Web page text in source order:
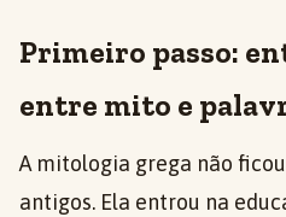
Primeiro passo:
entre mito e
A mitologia grega não
antigos. Ela entrou na